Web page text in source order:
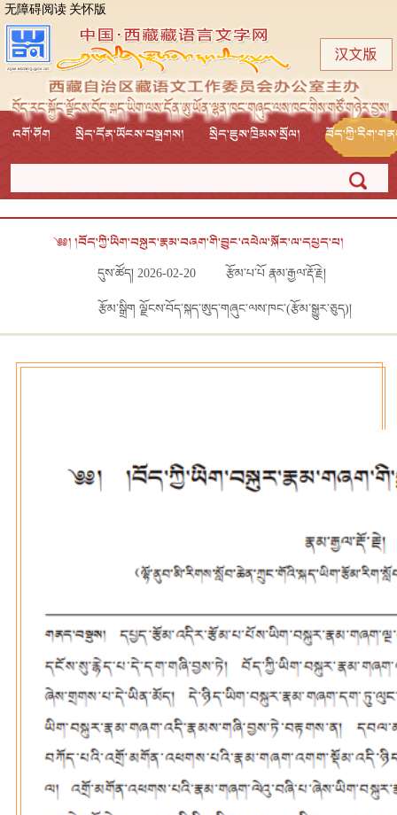
无障碍阅读关怀版
འགོ་ཤོག སྲིད་དོན་ཡོངས་བསྒྲགས། སྲིད་ཇུས་ཁྲིམས་སྲོལ།
༄༅། །བོད་ཀྱི་ཡིག་བསྐུར་རྣམ་བཞག་གི་བྱུང་འཕེལ་སྐོར་ལ་དཔྱད་པ།
དུས་ཚོད། 2026-02-20 རྩོམ་པ་པོ རྣམ་རྒྱལ་རྡོ་རྗེ།
རྩོམ་སྒྲིག ལྗོངས་བོད་སྐད་ཨུད་གཞུང་ལས་ཁང་(རྩོམ་སྒྱུར་ཅུད)།